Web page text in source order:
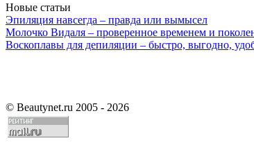
Новые статьи
Эпиляция навсегда – правда или вымысел
Молочко Видаля – проверенное временем и
Воскоплавы для депиляции – быстро, выгодно,
© Beautynet.ru 2005 - 2026